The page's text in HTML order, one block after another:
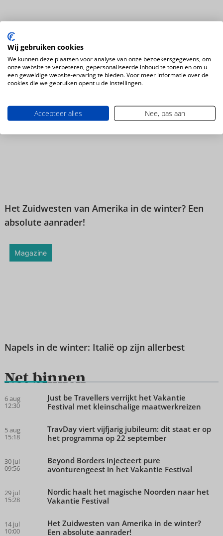
Nordic haalt het magische Noorden naar het
Vakantie Festival
Nieuws
Het Zuidwesten van Amerika in de winter? Een
absolute aanrader!
Magazine
Napels in de winter: Italië op zijn allerbest
Net binnen
6 aug
12:30
Just be Travellers verrijkt het Vakantie
Festival met kleinschalige maatwerkreizen
5 aug
15:18
TravDay viert vijfjarig jubileum: dit staat er op
het programma op 22 september
30 jul
09:56
Beyond Borders injecteert pure
avonturengeest in het Vakantie Festival
29 jul
15:28
Nordic haalt het magische Noorden naar het
Vakantie Festival
14 jul
10:00
Het Zuidwesten van Amerika in de winter?
Een absolute aanrader!
Wij gebruiken cookies
We kunnen deze plaatsen voor analyse van onze bezoekersgegevens, om
onze website te verbeteren, gepersonaliseerde inhoud te tonen en om u
een geweldige website-ervaring te bieden. Voor meer informatie over de
cookies die we gebruiken opent u de instellingen.
Accepteer alles Nee, pas aan